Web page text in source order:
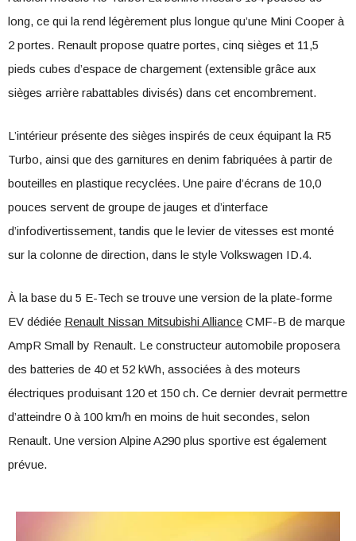
long, ce qui la rend légèrement plus longue qu’une Mini Cooper à
2 portes. Renault propose quatre portes, cinq sièges et 11,5
pieds cubes d’espace de chargement (extensible grâce aux
sièges arrière rabattables divisés) dans cet encombrement.
L’intérieur présente des sièges inspirés de ceux équipant la R5
Turbo, ainsi que des garnitures en denim fabriquées à partir de
bouteilles en plastique recyclées. Une paire d’écrans de 10,0
pouces servent de groupe de jauges et d’interface
d’infodivertissement, tandis que le levier de vitesses est monté
sur la colonne de direction, dans le style Volkswagen ID.4.
À la base du 5 E-Tech se trouve une version de la plate-forme
EV dédiée Renault Nissan Mitsubishi Alliance CMF-B de marque
AmpR Small by Renault. Le constructeur automobile proposera
des batteries de 40 et 52 kWh, associées à des moteurs
électriques produisant 120 et 150 ch. Ce dernier devrait permettre
d’atteindre 0 à 100 km/h en moins de huit secondes, selon
Renault. Une version Alpine A290 plus sportive est également
prévue.